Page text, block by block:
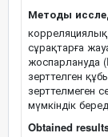
Методы
сұрақтарға
жоспарлануда
зерттелген
зерттелмеген
мүмкіндік
Obtained